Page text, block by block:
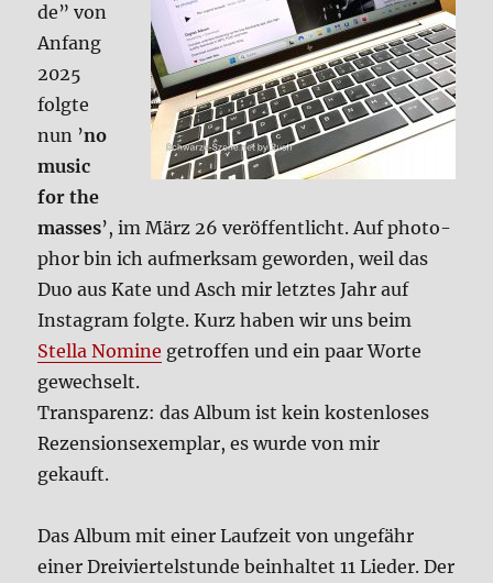
de” von
Anfang
2025
folg­te
nun ’no
music
for the
masses’, im März 26 ver­öf­fent­licht. Auf pho­to­
phor bin ich auf­merk­sam gewor­den, weil das
Duo aus Kate und Asch mir letz­tes Jahr auf
Insta­gram folg­te. Kurz haben wir uns beim
Stel­la Nomi­ne getrof­fen und ein paar Wor­te
gewech­selt.
Trans­pa­renz: das Album ist kein kosten­lo­ses
Rezen­si­ons­exem­plar, es wur­de von mir
gekauft.
Das Album mit einer Lauf­zeit von unge­fähr
einer Drei­vier­tel­stun­de beinhal­tet 11 Lie­der. Der